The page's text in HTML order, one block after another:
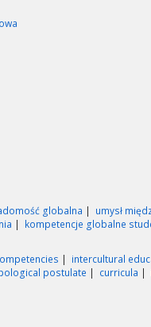
globalna umysł
kompetencje globalne
intercultural
postulate curricula